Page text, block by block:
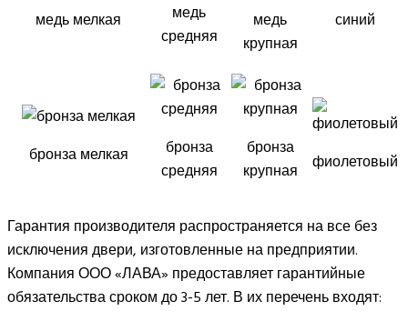
медь мелкая
медь
средняя
медь
крупная
синий
бронза мелкая
бронза
средняя
бронза
крупная
фиолетовый
Гарантия производителя распространяется на все без
исключения двери, изготовленные на предприятии.
Компания ООО «ЛАВА» предоставляет гарантийные
обязательства сроком до 3-5 лет. В их перечень входят: